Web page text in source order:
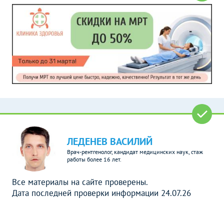
ЛЕДЕНЕВ ВАСИЛИЙ
Врач-рентгенолог, кандидат медицинских наук, стаж
работы более 16 лет.
Все материалы на сайте проверены.
Дата последней проверки информации 24.07.26